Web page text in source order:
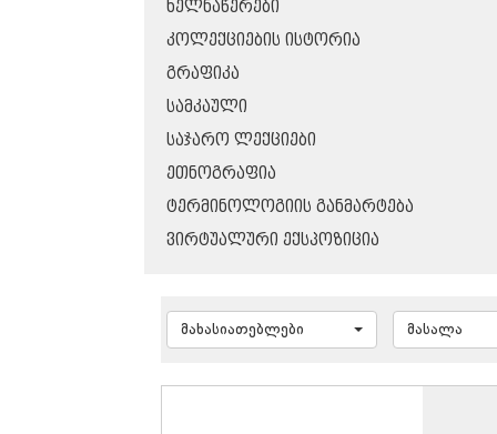
ᲮᲔᲚᲜᲐᲬᲔᲠᲔᲑᲘ
ᲙᲝᲚᲔᲥᲪᲘᲔᲑᲘᲡ ᲘᲡᲢᲝᲠᲘᲐ
ᲒᲠᲐᲤᲘᲙᲐ
ᲡᲐᲛᲙᲐᲣᲚᲘ
ᲡᲐᲯᲐᲠᲝ ᲚᲔᲥᲪᲘᲔᲑᲘ
ᲔᲗᲜᲝᲒᲠᲐᲤᲘᲐ
ᲢᲔᲠᲛᲘᲜᲝᲚᲝᲒᲘᲘᲡ ᲒᲐᲜᲛᲐᲠᲢᲔᲑᲐ
ᲕᲘᲠᲢᲣᲐᲚᲣᲠᲘ ᲔᲥᲡᲞᲝᲖᲘᲪᲘᲐ
მახასიათებლები მასალა